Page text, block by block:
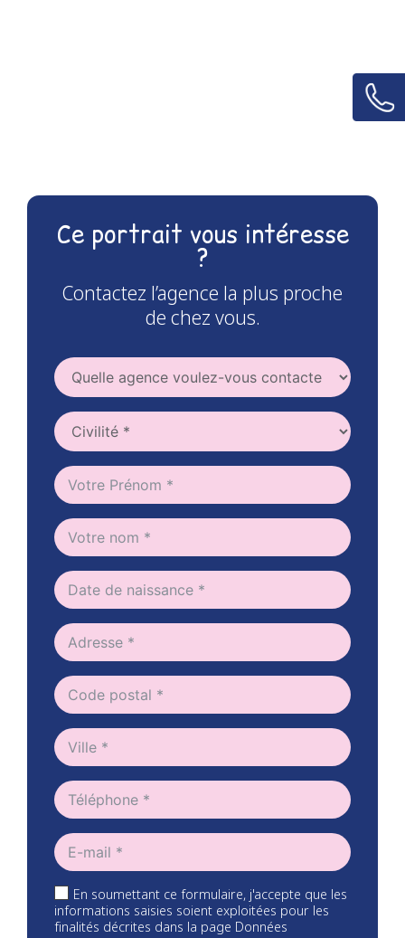
Ce portrait vous intéresse
?
Contactez l’agence la plus proche
de chez vous.
En soumettant ce formulaire, j'accepte que les
informations saisies soient exploitées pour les
finalités décrites dans la page Données